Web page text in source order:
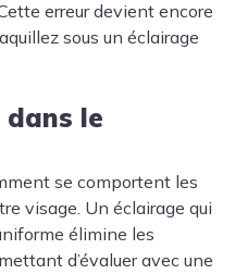
erreur devient encore
sous un éclairage
dans le
se comportent les
visage. Un éclairage qui
élimine les
d’évaluer avec une